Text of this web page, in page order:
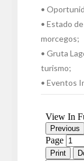
•
• Estado
morcegos;
• Gruta
turismo;
• Eventos